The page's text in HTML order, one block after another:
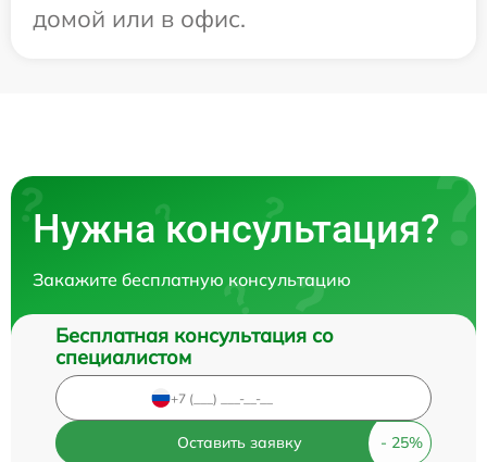
домой или в офис.
Нужна консультация?
Закажите бесплатную консультацию
Бесплатная консультация со
специалистом
Оставить заявку